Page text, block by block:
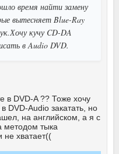
время найти замену
вытесняет Blue-Ray
кучу CD-DA
в Audio DVD.
в DVD-A ?? Тоже хочу
DVD-Audio закатать, но
на английском, а я с
методом тыка
не хватает((